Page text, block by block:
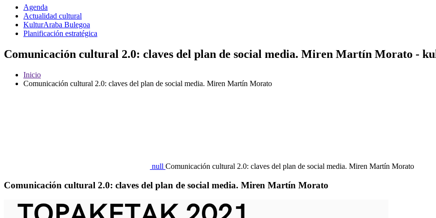
Agenda
Actualidad cultural
KulturAraba Bulegoa
Planificación estratégica
Comunicación cultural 2.0: claves del plan de social media. Miren Martín Morato -
Inicio
Comunicación cultural 2.0: claves del plan de social media. Miren Martín Morato
null Comunicación cultural 2.0: claves del plan de social media. Miren Martín Morato
Comunicación cultural 2.0: claves del plan de social media. Miren Martín Morato